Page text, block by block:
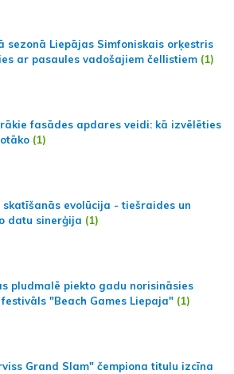
sezonā Liepājas Simfoniskais orķestris
ar pasaules vadošajiem čellistiem (1)
fasādes apdares veidi: kā izvēlēties
(1)
skatīšanās evolūcija - tiešraides un
datu sinerģija (1)
pludmalē piekto gadu norisināsies
"Beach Games Liepaja" (1)
Grand Slam" čempiona titulu izcīna